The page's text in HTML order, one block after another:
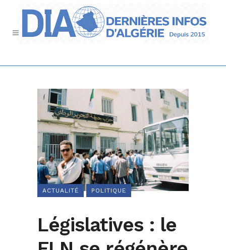
ACTUALITÉ POLITIQUE
Législatives : le